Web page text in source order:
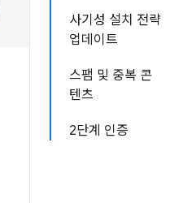
사기성 설치 전략
업데이트
스팸 및 중복 콘
텐츠
2단계 인증